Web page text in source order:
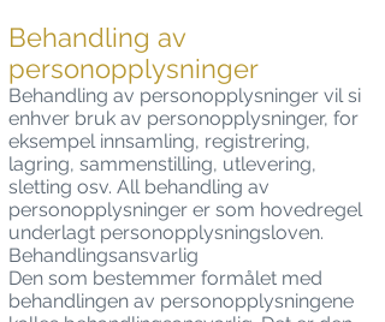
Behandling av
personopplysninger
Behandling av personopplysninger vil si
enhver bruk av personopplysninger, for
eksempel innsamling, registrering,
lagring, sammenstilling, utlevering,
sletting osv. All behandling av
personopplysninger er som hovedregel
underlagt personopplysningsloven.
Behandlingsansvarlig
Den som bestemmer formålet med
behandlingen av personopplysningene